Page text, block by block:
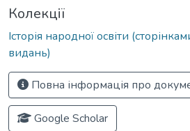
Колекції
Історія народної освіти
видань)
Повна інформація про
Google Scholar